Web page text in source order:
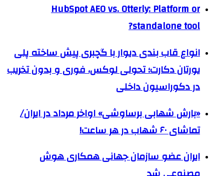
HubSpot AEO vs. Otterly: Platform or
standalone tool?
انواع قاب بندی دیوار با گچبری پیش ساخته پلی
یورتان دکارت؛ تحولی لوکس، فوری و بدون تخریب
در دکوراسیون داخلی
«بارش شهابی برساوشی» اواخر مرداد در ایران/
تماشای ۶۰ شهاب در هر ساعت!
ایران عضو سازمان جهانی همکاری هوش